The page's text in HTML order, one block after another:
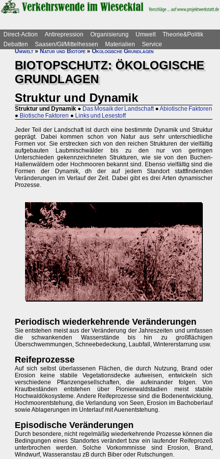
Direct-Action Antirepression Organisierung Umwelt
Theorie&Politik
Debatten
Saasen/GI/Mittelhessen Materialien
Service
Umwelt»Natur und Biotope»Ökologische Grundlagen
BIOTOPSCHUTZ: ÖKOLOGISCHE
GRUNDLAGEN
Struktur und Dynamik
Struktur und Dynamik ● Das Mosaik der Landschaft ●Abiotische Faktoren
● Biotische Faktoren ● Links und Lesestoff
Jeder Teil der Landschaft ist durch eine bestimmte Dynamik und Struktur
geprägt. Dabei kommen schon von Natur aus sehr unterschiedliche
Formen vor. Sie erstrecken sich von den reichen Strukturen der vielfältig
aufgebauten Laubmischwälder bis zu den nur von geringen
Unterschieden gekennzeichneten Strukturen, wie sie von den Buchen-
Hallenwäldern oder Hochmooren bekannt sind. Ebenso vielfältig sind die
Formen der Dynamik, dh der auf jedem Standort stattfindenden
Veränderungen im Verlauf der Zeit. Dabei gibt es drei Arten dynamischer
Prozesse.
Periodisch wiederkehrende Veränderungen
Sie entstehen meist aus der Veränderung der Jahreszeiten und umfassen
die schwankenden Wasserstände bis hin zu großflächigen
Überschwemmungen, Schneebedeckung, Laubfall, Wintererstarrung usw.
Reifeprozesse
Auf sich selbst überlassenen Flächen, die durch Nutzung, Brand oder
Erosion keine stabile Vegetationsdecke aufweisen, entwickeln sich
verschiedene Pflanzengesellschaften, die aufeinander folgen. Von
Krautbeständen entstehen über Pionierwaldstadien meist stabile
Hochwaldökosysteme. Andere Reifeprozesse sind die Bodenentwicklung,
Hochmoorentstehung, die Verlandung von Seen, Erosion im Bachoberlauf
sowie Ablagerungen im Unterlauf mit Auenentstehung.
Episodische Veränderungen
Durch besondere, nicht regelmäßig wiederkehrende Prozesse können die
Bedingungen eines Standortes verändert bzw ein laufender Reifeprozeß
unterbrochen werden. Solche Vorkommnisse sind Erosion, Brand,
Windwurf, Wasseranstau zB durch Biber oder Rutschungen.